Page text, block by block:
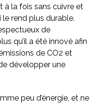
à la fois sans cuivre et
rend plus durable.
de
qu’il a été innové afin
de CO2 et
développer une
peu d’énergie, et ne